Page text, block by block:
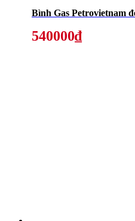
Bình Gas Petrovietnam
540000₫